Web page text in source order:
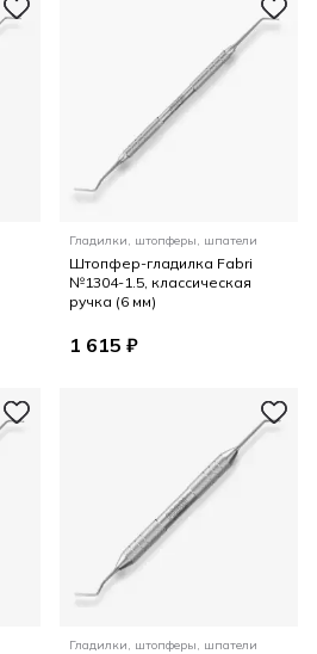
Гладилки, штопферы, шпатели
Штопфер-гладилка Fabri
№1304-1.5, классическая
ручка (6 мм)
1 615 ₽
Гладилки, штопферы, шпатели